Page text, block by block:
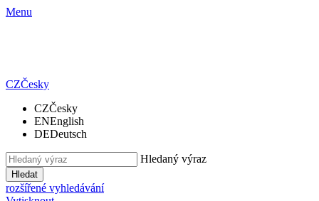
Menu
CZČesky
CZČesky
ENEnglish
DEDeutsch
Hledaný výraz
Hledat
rozšířené vyhledávání